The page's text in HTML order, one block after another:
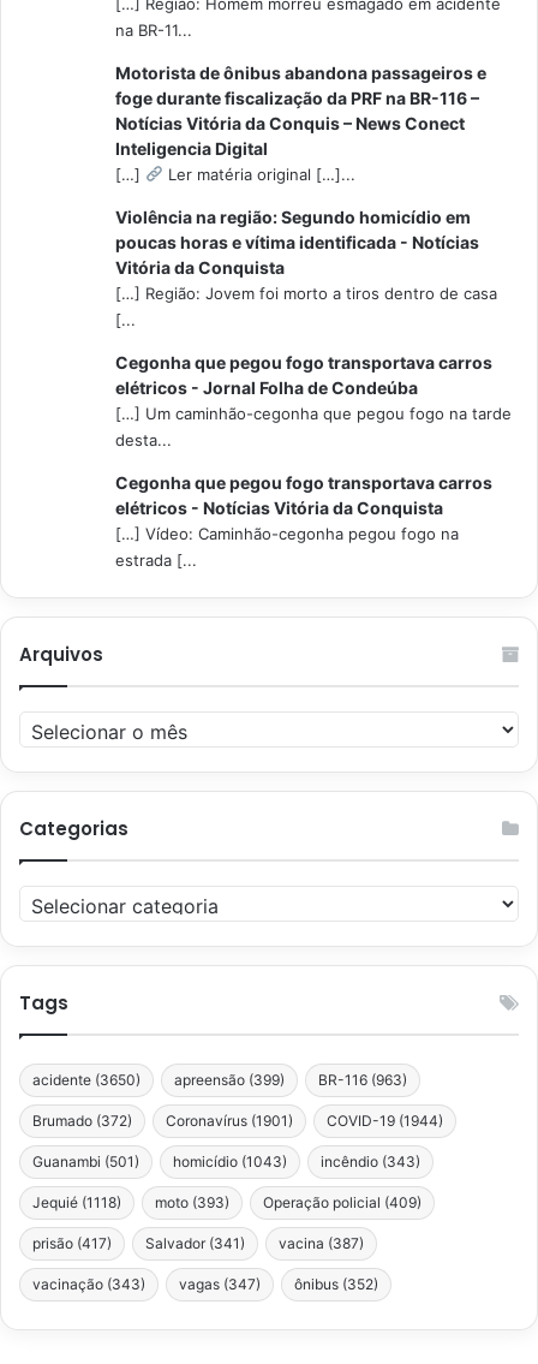
na BR-11...
Motorista de ônibus abandona passageiros e
foge durante fiscalização da PRF na BR-116 –
Notícias Vitória da Conquis – News Conect
Inteligencia Digital
[…] Ler matéria original […]...
Violência na região: Segundo homicídio em
poucas horas e vítima identificada - Notícias
Vitória da Conquista
[…] Região: Jovem foi morto a tiros dentro de casa
[...
Cegonha que pegou fogo transportava carros
elétricos - Jornal Folha de Condeúba
[…] Um caminhão-cegonha que pegou fogo na tarde
desta...
Cegonha que pegou fogo transportava carros
elétricos - Notícias Vitória da Conquista
[…] Vídeo: Caminhão-cegonha pegou fogo na
estrada [...
Arquivos
Arquivos
Categorias
Categorias
Tags
acidente (3650) apreensão (399) BR-116 (963)
Brumado (372) Coronavírus (1901) COVID-19 (1944)
Guanambi (501) homicídio (1043) incêndio (343)
Jequié (1118) moto (393) Operação policial (409)
prisão (417) Salvador (341) vacina (387)
vacinação (343) vagas (347) ônibus (352)